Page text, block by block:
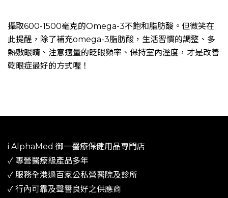
攝取600-1500毫克的Omega-3不飽和脂肪酸。但微笑在
此提醒，除了補充omega-3脂肪酸，生活習慣的調整、多
熱敷眼睛、注意適量的眨眼頻率、保持室內溼度，才是改善
乾眼症最好的方式喔！
i AlphaMed 御一​醫療保健用品專門店
✓ 專營醫療級產品多年
​✓ 服務全港過百家公私營醫院及診所​
✓ 行內可靠及聲譽良好之供應商